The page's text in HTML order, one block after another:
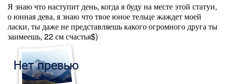
Я знаю что наступит день, когда я буду на месте этой статуи,
о юнная дева, я знаю что твое юное тельце жаждет моей
ласки, ты даже не представляешь какого огромного друга ты
заимеешь, 22 см счастья$)